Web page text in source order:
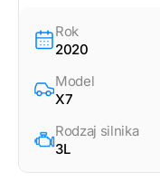
Rok
2020
Model
X7
Rodzaj silnika
3L